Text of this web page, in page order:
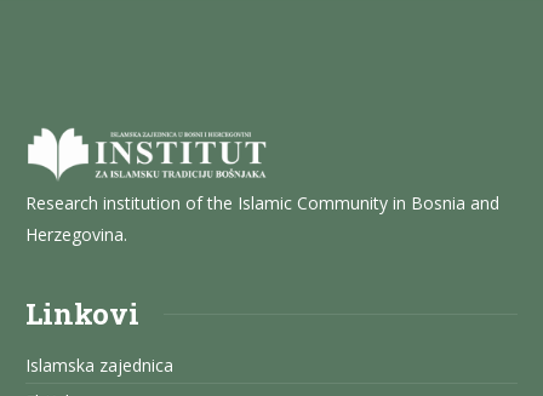
Research institution of the Islamic Community in Bosnia and
Herzegovina.
Linkovi
Islamska zajednica